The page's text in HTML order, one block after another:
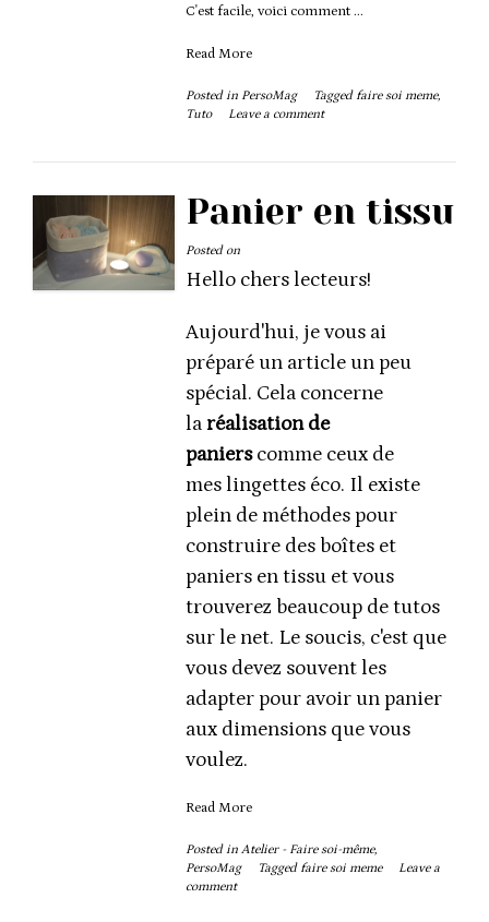
C'est facile, voici comment ...
Read More
Posted in PersoMag Tagged faire soi meme,
Tuto
Leave a comment
Panier en tissu
Posted on
Hello chers lecteurs!
Aujourd'hui, je vous ai
préparé un article un peu
spécial. Cela concerne
la réalisation de
panierscomme ceux de
mes lingettes éco. Il existe
plein de méthodes pour
construire des boîtes et
paniers en tissu et vous
trouverez beaucoup de tutos
sur le net. Le soucis, c'est que
vous devez souvent les
adapter pour avoir un panier
aux dimensions que vous
voulez.
Read More
Posted in Atelier - Faire soi-même,
PersoMag
Tagged faire soi meme
Leave a
comment